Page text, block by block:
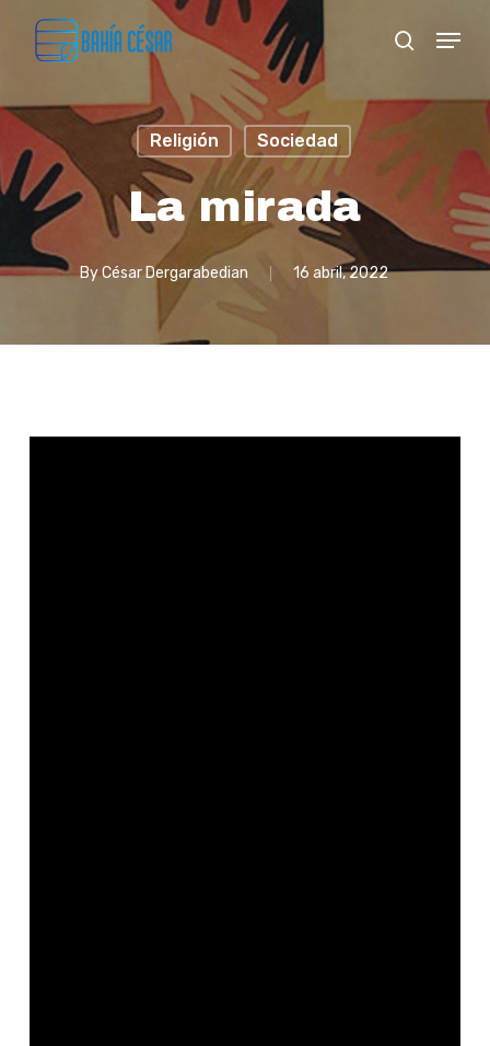
content
search
Menu
Religión Sociedad
La mirada
ByCésar Dergarabedian 16 abril, 2022
Menu